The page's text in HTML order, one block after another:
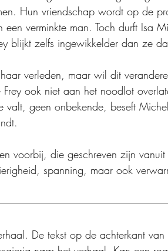
verminkte man. Toch durft Isa
blijkt zelfs ingewikkelder dan ze
verleden, maar wil dit
ook niet aan het noodlot
valt, geen onbekende, beseft
voorbij, die geschreven zijn
spanning, maar ook
De tekst op de achterkant